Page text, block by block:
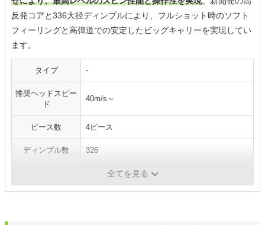
反発コアと336大径ディンプルにより、フルショット時のソフト
フィーリングと高弾道での安定したビッグキャリーを実現してい
ます。
タイプ -
推奨ヘッドスピー
ド
40m/s～
ピース数 4ピース
ディンプル数 326
ホワイト全てを見る